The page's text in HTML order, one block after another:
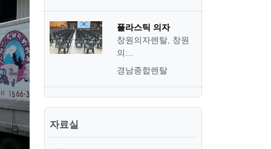
플라스틱 의자
창원의자렌탈, 창원
의…
경남종합렌탈
자료실